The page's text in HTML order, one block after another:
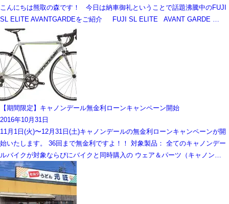
こんにちは熊取の森です！ 今日は納車御礼ということで話題沸騰中のFUJI
SL ELITE AVANTGARDEをご紹介 FUJI SL ELITE AVANT GARDE …
【期間限定】キャノンデール無金利ローンキャンペーン開始
2016年10月31日
11月1日(火)〜12月31日(土)キャノンデールの無金利ローンキャンペーンが開
始いたします。 36回まで無金利ですよ！！ 対象製品： 全てのキャノンデー
ルバイクが対象ならびにバイクと同時購入の ウェア＆パーツ（キャノン…